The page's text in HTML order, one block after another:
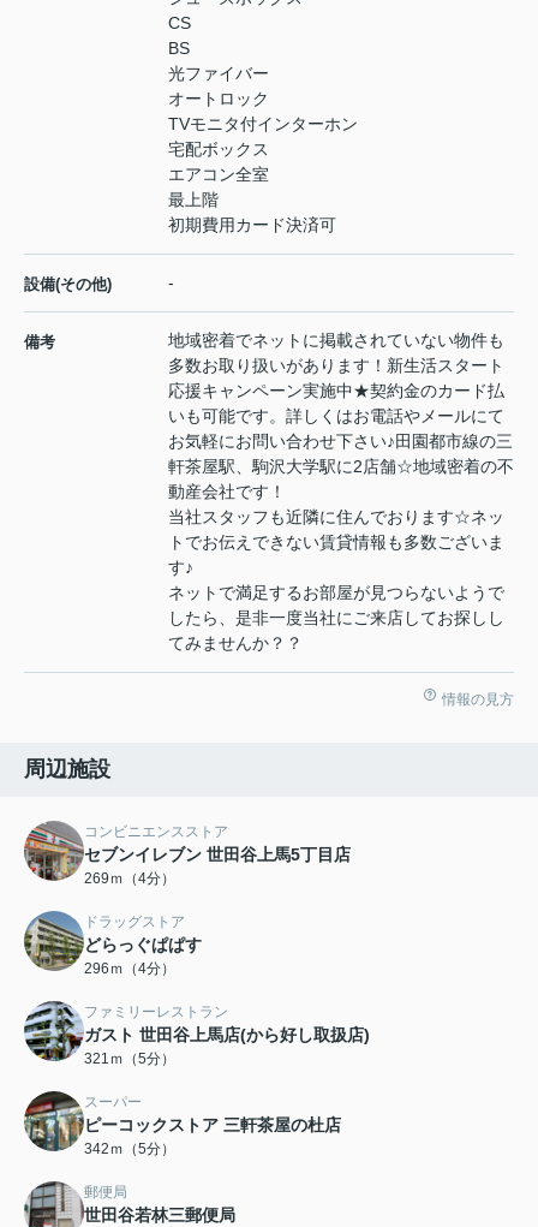
CS
BS
光ファイバー
オートロック
TVモニタ付インターホン
宅配ボックス
エアコン全室
最上階
初期費用カード決済可
設備(その他) -
備考
地域密着でネットに掲載されていない物件も
多数お取り扱いがあります！新生活スタート
応援キャンペーン実施中★契約金のカード払
いも可能です。詳しくはお電話やメールにて
お気軽にお問い合わせ下さい♪田園都市線の三
軒茶屋駅、駒沢大学駅に2店舗☆地域密着の不
動産会社です！
当社スタッフも近隣に住んでおります☆ネッ
トでお伝えできない賃貸情報も多数ございま
す♪
ネットで満足するお部屋が見つらないようで
したら、是非一度当社にご来店してお探しし
てみませんか？？
情報の見方
周辺施設
コンビニエンスストア
セブンイレブン 世田谷上馬5丁目店
269ｍ（4分）
ドラッグストア
どらっぐぱぱす
296ｍ（4分）
ファミリーレストラン
ガスト 世田谷上馬店(から好し取扱店)
321ｍ（5分）
スーパー
ピーコックストア 三軒茶屋の杜店
342ｍ（5分）
郵便局
世田谷若林三郵便局